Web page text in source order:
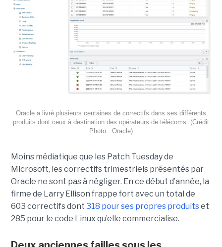
Oracle a livré plusieurs centaines de correctifs dans ses différents
produits dont ceux à destination des opérateurs de télécoms. (Crédit
Photo : Oracle)
Moins médiatique que les Patch Tuesday de
Microsoft, les correctifs trimestriels présentés par
Oracle ne sont pas à négliger. En ce début d’année, la
firme de Larry Ellison frappe fort avec un total de
603 correctifs dont 318 pour ses propres produitset
285 pour le code Linux qu’elle commercialise.